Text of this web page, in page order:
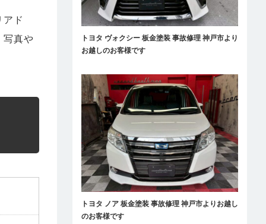
ド
写真や
トヨタ ヴォクシー 板金塗装 事故修理 神戸市より
お越しのお客様です
トヨタ ノア 板金塗装 事故修理 神戸市よりお越し
のお客様です